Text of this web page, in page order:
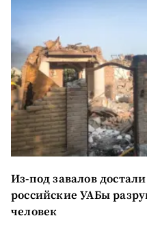
Из-под завалов
российские УАБы
человек